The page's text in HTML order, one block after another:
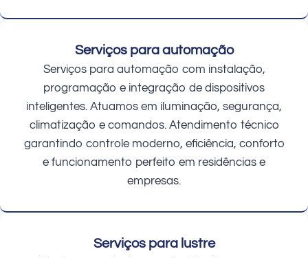
Serviços para automação
Serviços para automação com instalação,
programação e integração de dispositivos
inteligentes. Atuamos em iluminação, segurança,
climatização e comandos. Atendimento técnico
garantindo controle moderno, eficiência, conforto
e funcionamento perfeito em residências e
empresas.
Serviços para lustre